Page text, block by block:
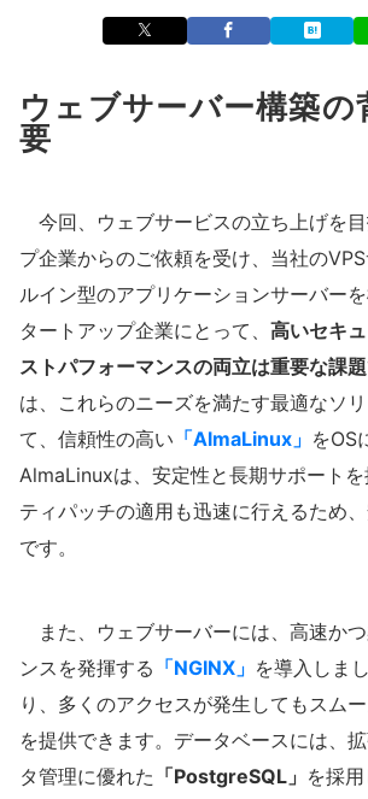
ウェブサーバー構築の
要
今回、ウェブサービスの立ち上げを
プ企業からのご依頼を受け、当社の
ルイン型のアプリケーションサーバー
タートアップ企業にとって、 高いセキ
ストパフォーマンスの両立は重要な課
は、これらのニーズを満たす最適なソ
て、信頼性の高い 「AlmaLinux」 をOS
AlmaLinuxは、安定性と長期サポートを
ティパッチの適用も迅速に行えるため
です。
また、ウェブサーバーには、高速か
ンスを発揮する 「NGINX」 を導入しま
り、多くのアクセスが発生してもスム
を提供できます。データベースには、
タ管理に優れた 「PostgreSQL」 を採